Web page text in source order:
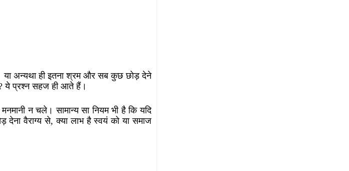
या अन्यथा ही इतना श्रम और सब कुछ छोड़ देने
ये प्रश्न सहज ही आते हैं।
न चले। सामान्य सा नियम भी है कि यदि
वैराग्य से, क्या लाभ है स्वयं को या समाज